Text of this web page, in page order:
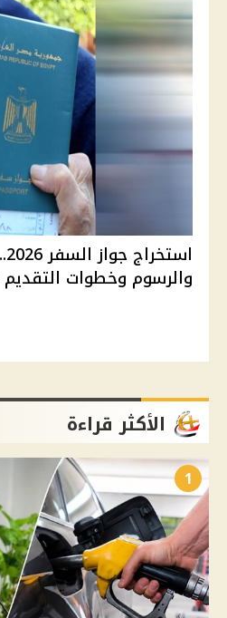
والرسوم وخطوات التقديم
الأكثر قراءة
1